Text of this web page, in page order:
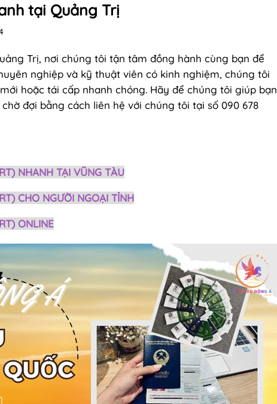
tại Quảng Trị
Trị, nơi chúng tôi tận tâm đồng hành cùng bạn để
nghiệp và kỹ thuật viên có kinh nghiệm, chúng tôi
hoặc tái cấp nhanh chóng. Hãy để chúng tôi giúp bạn
đợi bằng cách liên hệ với chúng tôi tại số 090 678
NHANH TẠI VŨNG TÀU
CHO NGƯỜI NGOẠI TỈNH
ONLINE